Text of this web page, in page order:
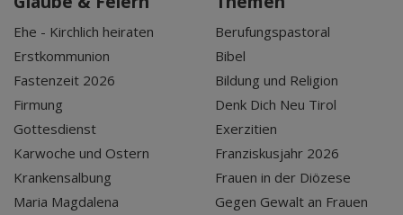
Ehe - Kirchlich heiraten
Erstkommunion
Fastenzeit 2026
Firmung
Gottesdienst
Karwoche und Ostern
Krankensalbung
Maria Magdalena
Berufungspastoral
Bibel
Bildung und Religion
Denk Dich Neu Tirol
Exerzitien
Franziskusjahr 2026
Frauen in der Diözese
Gegen Gewalt an Frauen